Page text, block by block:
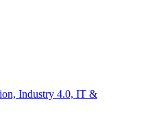
Industry 4.0, IT &